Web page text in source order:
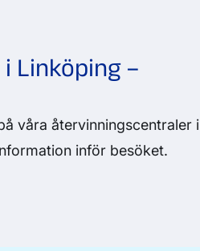
Linköping –
våra återvinningscentraler i
inför besöket.